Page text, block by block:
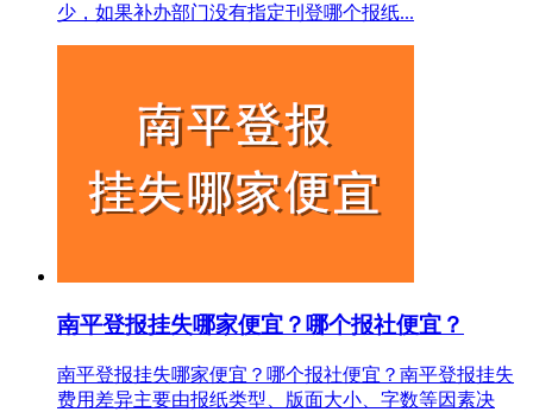
少，如果补办部门没有指定刊登哪个报纸...
南平登报挂失哪家便宜？哪个报社便宜？
南平登报挂失哪家便宜？哪个报社便宜？南平登报挂失
费用差异主要由报纸类型、版面大小、字数等因素决